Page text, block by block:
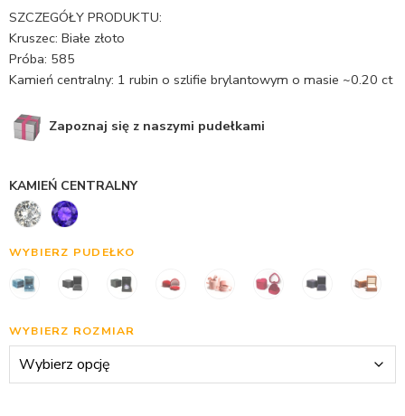
SZCZEGÓŁY PRODUKTU:
Kruszec: Białe złoto
Próba: 585
Kamień centralny: 1 rubin o szlifie brylantowym o masie ~0.20 ct
Zapoznaj się z naszymi pudełkami
KAMIEŃ CENTRALNY
WYBIERZ PUDEŁKO
WYBIERZ ROZMIAR